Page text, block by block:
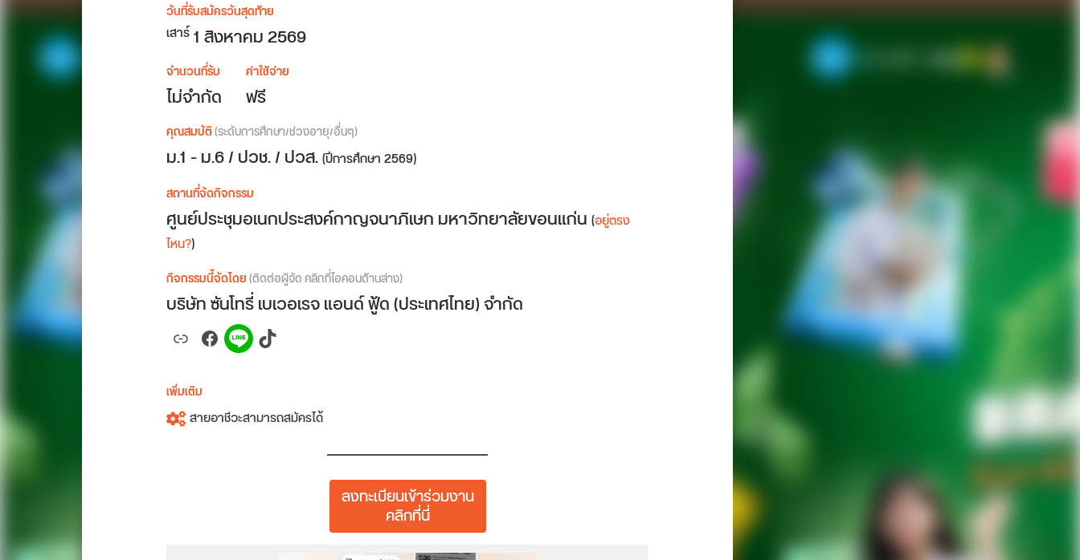
วันที่รับสมัครวันสุดท้าย
เสาร์1 สิงหาคม 2569
จำนวนที่รับ
ไม่จำกัด
ค่าใช้จ่าย
ฟรี
คุณสมบัติ(ระดับการศึกษา/ช่วงอายุ/อื่นๆ)
ม.1 - ม.6 / ปวช. / ปวส.(ปีการศึกษา 2569)
สถานที่จัดกิจกรรม
ศูนย์ประชุมอเนกประสงค์กาญจนาภิเษก มหาวิทยาลัยขอนแก่น (อยู่ตรง
ไหน?)
กิจกรรมนี้จัดโดย(ติดต่อผู้จัด คลิกที่ไอคอนด้านล่าง)
บริษัท ซันโทรี่ เบเวอเรจ แอนด์ ฟู้ด (ประเทศไทย) จำกัด
LinkFacebook
SpotifyTikTok
เพิ่มเติม
สายอาชีวะสามารถสมัครได้
ลงทะเบียนเข้าร่วมงาน
คลิกที่นี่